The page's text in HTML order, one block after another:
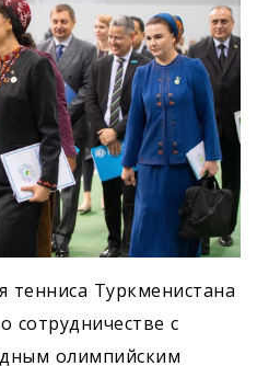
тенниса Туркменистана
сотрудничестве с
олимпийским